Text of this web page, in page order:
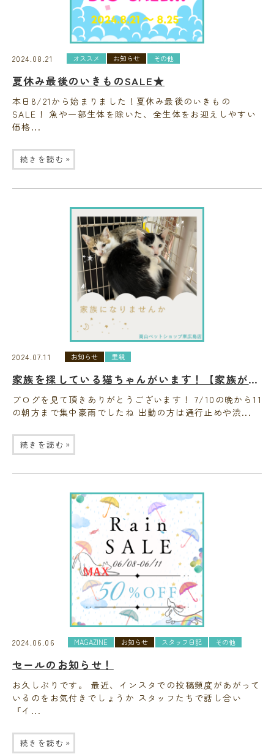
2024.08.21 オススメ お知らせ その他
夏休み最後のいきものSALE★
本日8/21から始まりました！夏休み最後のいきもの
SALE！ 魚や一部生体を除いた、全生体をお迎えしやすい
価格...
続きを読む »
2024.07.11 お知らせ 里親
家族を探している猫ちゃんがいます！【家族がきまりました】
ブログを見て頂きありがとうございます！ 7/10の晩から11
の朝方まで集中豪雨でしたね 出勤の方は通行止めや渋...
続きを読む »
2024.06.06 MAGAZINE お知らせ スタッフ日記 その他
セールのお知らせ！
お久しぶりです。 最近、インスタでの投稿頻度があがって
いるのをお気付きでしょうか スタッフたちで話し合い
『イ...
続きを読む »